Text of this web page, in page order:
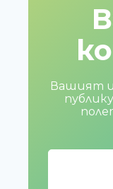
Вашият